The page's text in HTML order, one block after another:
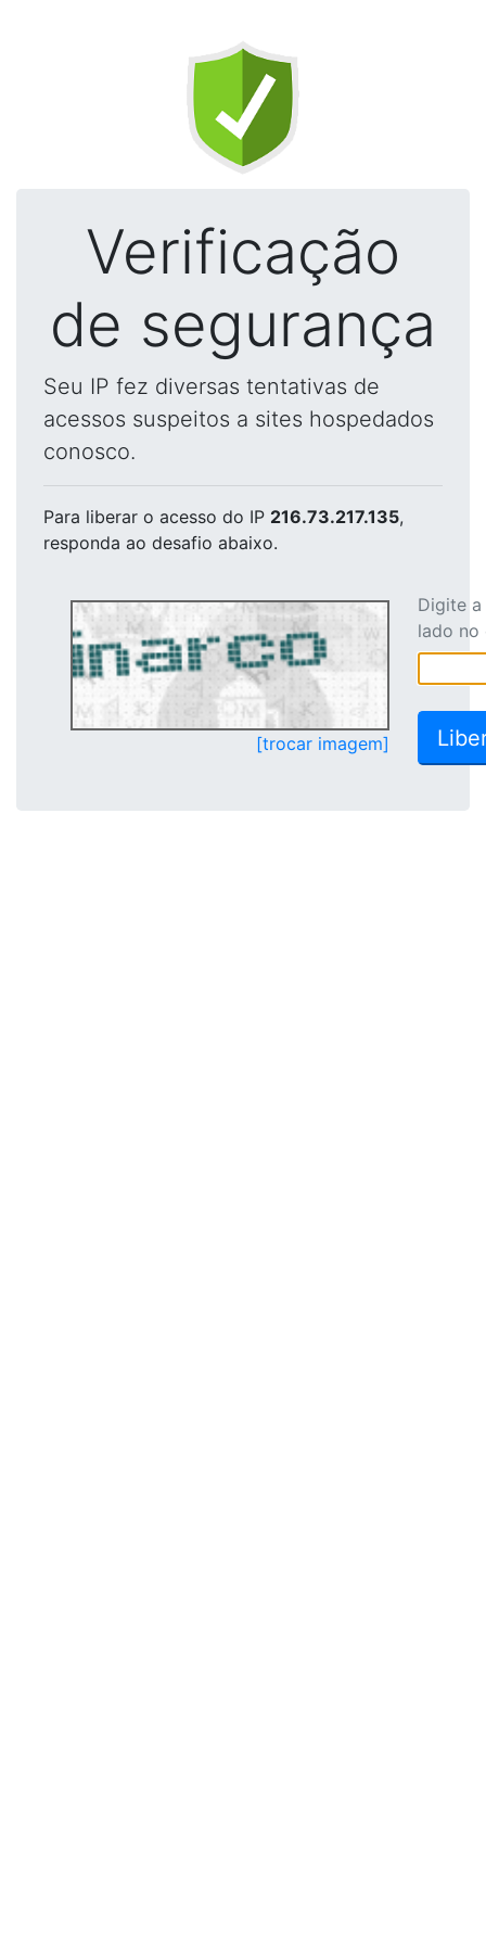
Verificação
de segurança
Seu IP fez diversas tentativas de
acessos suspeitos a sites hospedados
conosco.
Para liberar o acesso do IP 216.73.217.135,
responda ao desafio abaixo.
[trocar imagem]
Digite
lado no